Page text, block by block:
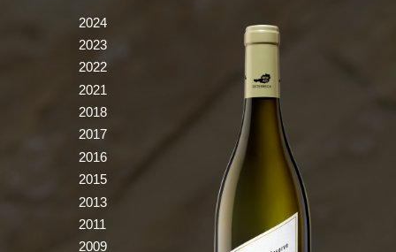
2024
2023
2022
2021
2018
2017
2016
2015
2013
2011
2009